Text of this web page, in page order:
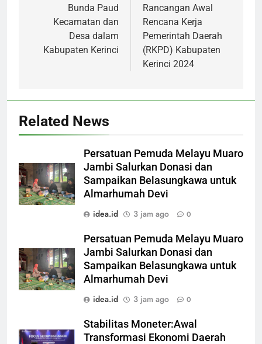
Bunda Paud
Kecamatan dan
Desa dalam
Kabupaten Kerinci
Rancangan Awal
Rencana Kerja
Pemerintah Daerah
(RKPD) Kabupaten
Kerinci 2024
Related News
Persatuan Pemuda Melayu Muaro
Jambi Salurkan Donasi dan
Sampaikan Belasungkawa untuk
Almarhumah Devi
idea.id
3 jam ago 0
Persatuan Pemuda Melayu Muaro
Jambi Salurkan Donasi dan
Sampaikan Belasungkawa untuk
Almarhumah Devi
idea.id
3 jam ago 0
Stabilitas Moneter:Awal
Transformasi Ekonomi Daerah